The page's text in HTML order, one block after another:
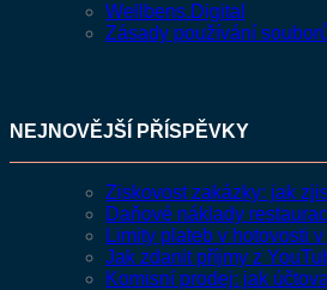
Wellbens.Digital
Zásady používání
NEJNOVĚJŠÍ PŘÍSPĚVKY
Ziskovost zakázky: jak
Daňové náklady
Limity plateb v hotovosti
Jak zdanit příjmy z
Komisní prodej: jak